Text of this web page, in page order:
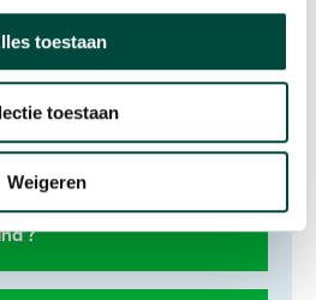
toestaan
toestaan
Weigeren
onderzoek
van
in